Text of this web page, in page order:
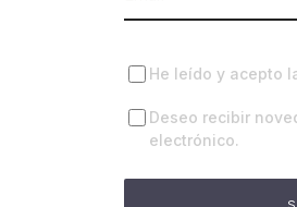
He leído y acepto
Deseo recibir
electrónico.